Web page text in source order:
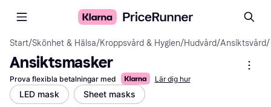
Start/Skönhet & Hälsa/Kroppsvård & Hygien/Hudvård/Ansiktsvård/
Ansiktsmasker
Prova flexibla betalningar med Lär dig hur
LED mask Sheet masks